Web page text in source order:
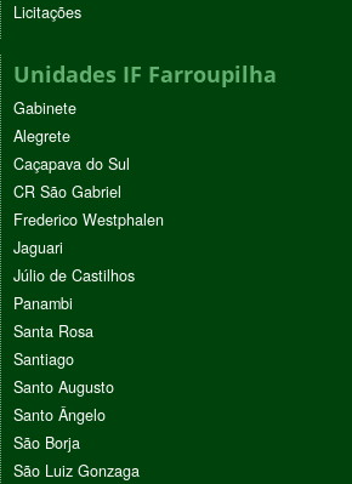
Licitações
Unidades IF Farroupilha
Gabinete
Alegrete
Caçapava do Sul
CR São Gabriel
Frederico Westphalen
Jaguari
Júlio de Castilhos
Panambi
Santa Rosa
Santiago
Santo Augusto
Santo Ângelo
São Borja
São Luiz Gonzaga